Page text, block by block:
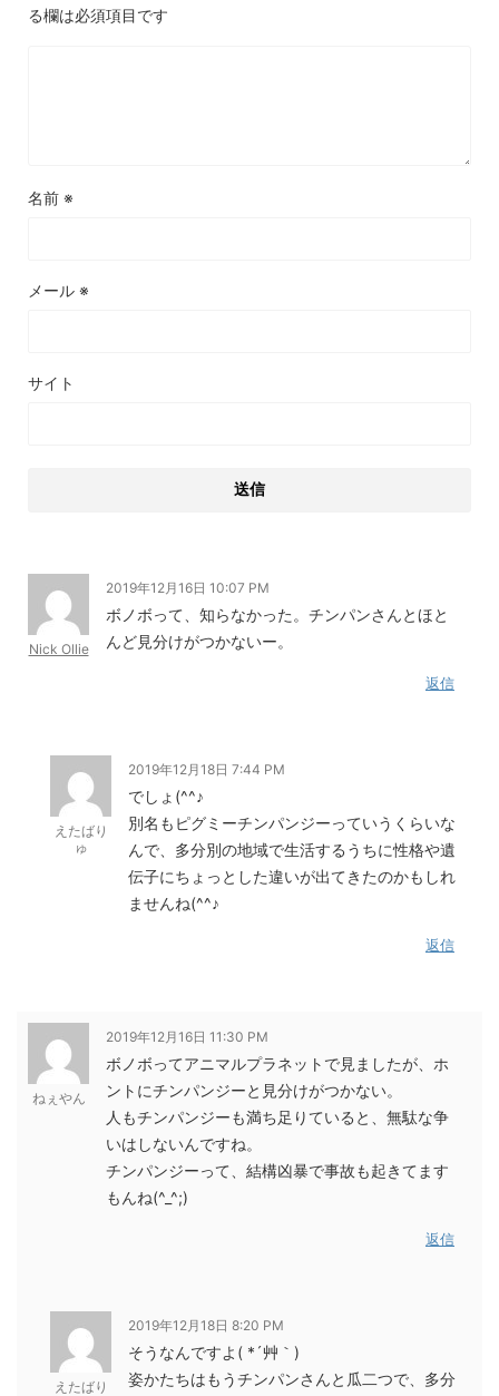
る欄は必須項目です
名前 ※
メール ※
サイト
Nick Ollie
2019年12月16日 10:07 PM
ボノボって、知らなかった。チンパンさんとほと
んど見分けがつかないー。
返信
えたばり
ゅ
2019年12月18日 7:44 PM
でしょ(^^♪
別名もピグミーチンパンジーっていうくらいな
んで、多分別の地域で生活するうちに性格や遺
伝子にちょっとした違いが出てきたのかもしれ
ませんね(^^♪
返信
ねぇやん
2019年12月16日 11:30 PM
ボノボってアニマルプラネットで見ましたが、ホ
ントにチンパンジーと見分けがつかない。
人もチンパンジーも満ち足りていると、無駄な争
いはしないんですね。
チンパンジーって、結構凶暴で事故も起きてます
もんね(^_^;)
返信
えたばり
2019年12月18日 8:20 PM
そうなんですよ( *´艸｀)
姿かたちはもうチンパンさんと瓜二つで、多分